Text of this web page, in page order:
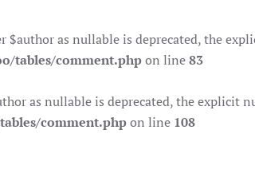
as nullable is deprecated, the
tables/comment.phpon line83
as nullable is deprecated, the explicit
comment.phpon line 108